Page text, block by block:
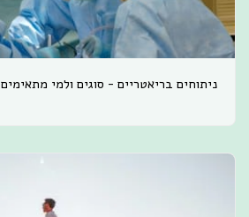
ניתוחים בריאטריים - סוגים ולמי מתאימים